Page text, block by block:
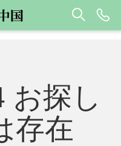
お探し
存在